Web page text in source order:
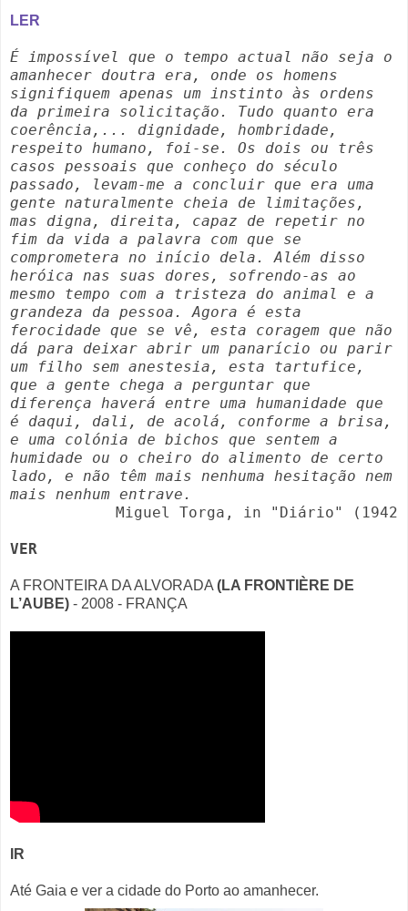
LER
É impossível que o tempo actual não seja o
amanhecer doutra era, onde os homens
signifiquem apenas um instinto às ordens
da primeira solicitação. Tudo quanto era
coerência,... dignidade, hombridade,
respeito humano, foi-se. Os dois ou três
casos pessoais que conheço do século
passado, levam-me a concluir que era uma
gente naturalmente cheia de limitações,
mas digna, direita, capaz de repetir no
fim da vida a palavra com que se
comprometera no início dela. Além disso
heróica nas suas dores, sofrendo-as ao
mesmo tempo com a tristeza do animal e a
grandeza da pessoa. Agora é esta
ferocidade que se vê, esta coragem que não
dá para deixar abrir um panarício ou parir
um filho sem anestesia, esta tartufice,
que a gente chega a perguntar que
diferença haverá entre uma humanidade que
é daqui, dali, de acolá, conforme a brisa,
e uma colónia de bichos que sentem a
humidade ou o cheiro do alimento de certo
lado, e não têm mais nenhuma hesitação nem
mais nenhum entrave.
Miguel Torga,
in "Diário" (1942
VER
A FRONTEIRA DA ALVORADA (LA FRONTIÈRE DE
L’AUBE) - 2008 - FRANÇA
IR
Até Gaia e ver a cidade do Porto ao amanhecer.